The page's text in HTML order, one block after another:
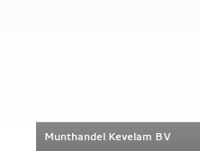
Munthandel Kevelam BV